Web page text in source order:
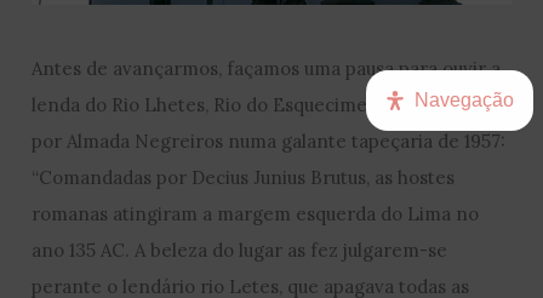
Antes de avançarmos, façamos uma pausa para ouvir a
lenda do Rio Lhetes, Rio do Esquecimento, contada
por Almada Negreiros numa galante tapeçaria de 1957:
“Comandadas por Decius Junius Brutus, as hostes
romanas atingiram a margem esquerda do Lima no
ano 135 AC. A beleza do lugar as fez julgarem-se
perante o lendário rio Letes, que apagava todas as
Navegação